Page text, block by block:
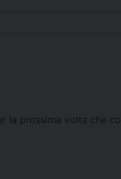
la prossima volta che